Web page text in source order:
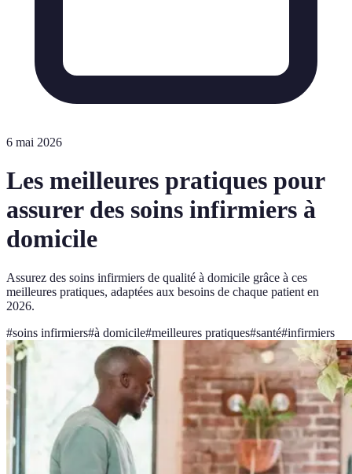
6 mai 2026
Les meilleures pratiques pour
assurer des soins infirmiers à
domicile
Assurez des soins infirmiers de qualité à domicile grâce à ces
meilleures pratiques, adaptées aux besoins de chaque patient en
2026.
#soins infirmiers#à domicile#meilleures pratiques#santé#infirmiers